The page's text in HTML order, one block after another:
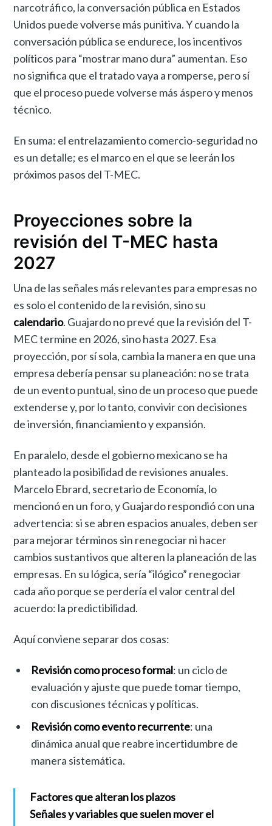
narcotráfico, la conversación pública en Estados
Unidos puede volverse más punitiva. Y cuando la
conversación pública se endurece, los incentivos
políticos para “mostrar mano dura” aumentan. Eso
no significa que el tratado vaya a romperse, pero sí
que el proceso puede volverse más áspero y menos
técnico.
En suma: el entrelazamiento comercio-seguridad no
es un detalle; es el marco en el que se leerán los
próximos pasos del T-MEC.
Proyecciones sobre la
revisión del T-MEC hasta
2027
Una de las señales más relevantes para empresas no
es solo el contenido de la revisión, sino su
calendario. Guajardo no prevé que la revisión del T-
MEC termine en 2026, sino hasta 2027. Esa
proyección, por sí sola, cambia la manera en que una
empresa debería pensar su planeación: no se trata
de un evento puntual, sino de un proceso que puede
extenderse y, por lo tanto, convivir con decisiones
de inversión, financiamiento y expansión.
En paralelo, desde el gobierno mexicano se ha
planteado la posibilidad de revisiones anuales.
Marcelo Ebrard, secretario de Economía, lo
mencionó en un foro, y Guajardo respondió con una
advertencia: si se abren espacios anuales, deben ser
para mejorar términos sin renegociar ni hacer
cambios sustantivos que alteren la planeación de las
empresas. En su lógica, sería “ilógico” renegociar
cada año porque se perdería el valor central del
acuerdo: la predictibilidad.
Aquí conviene separar dos cosas:
Revisión como proceso formal: un ciclo de
evaluación y ajuste que puede tomar tiempo,
con discusiones técnicas y políticas.
Revisión como evento recurrente: una
dinámica anual que reabre incertidumbre de
manera sistemática.
Factores que alteran los plazos
Señales y variables que suelen mover el